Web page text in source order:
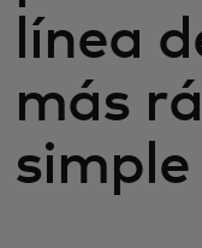
línea
más